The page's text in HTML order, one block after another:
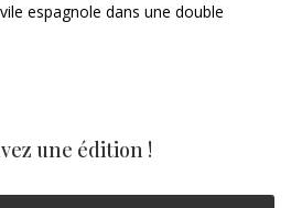
espagnole dans une double
une édition !